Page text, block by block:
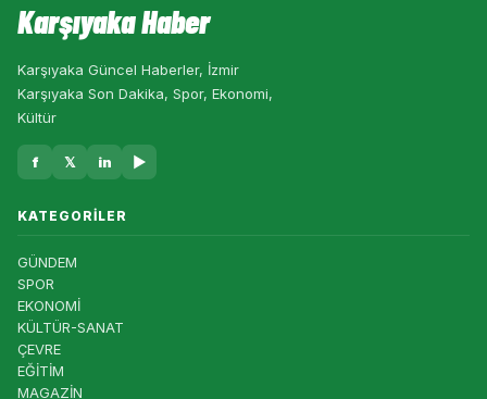
Karşıyaka Haber
Karşıyaka Güncel Haberler, İzmir
Karşıyaka Son Dakika, Spor, Ekonomi,
Kültür
f 𝕏 in ▶
KATEGORILER
GÜNDEM
SPOR
EKONOMİ
KÜLTÜR-SANAT
ÇEVRE
EĞİTİM
MAGAZİN